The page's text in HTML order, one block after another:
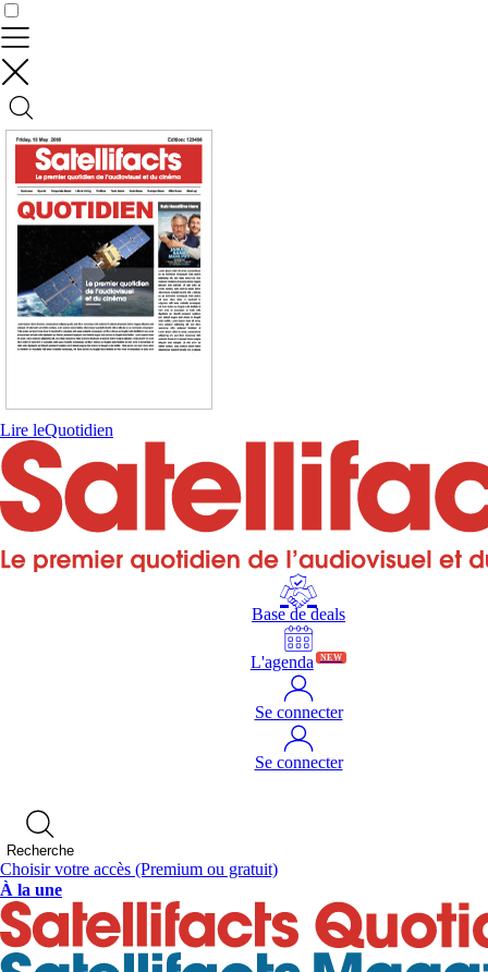
Lire leQuotidien
Base de deals
L'agenda NEW
Se connecter
Se connecter
Recherche
Choisir votre accès (Premium ou gratuit)
À la une
Contrôler vos données